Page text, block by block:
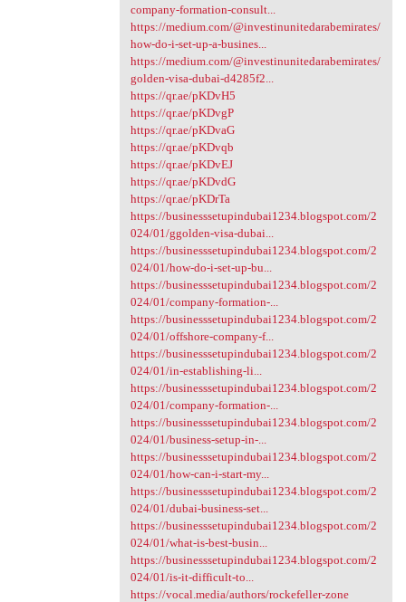
company-formation-consult...
https://medium.com/@investinunitedarabemirates/
how-do-i-set-up-a-busines...
https://medium.com/@investinunitedarabemirates/
golden-visa-dubai-d4285f2...
https://qr.ae/pKDvH5
https://qr.ae/pKDvgP
https://qr.ae/pKDvaG
https://qr.ae/pKDvqb
https://qr.ae/pKDvEJ
https://qr.ae/pKDvdG
https://qr.ae/pKDrTa
https://businesssetupindubai1234.blogspot.com/2
024/01/ggolden-visa-dubai...
https://businesssetupindubai1234.blogspot.com/2
024/01/how-do-i-set-up-bu...
https://businesssetupindubai1234.blogspot.com/2
024/01/company-formation-...
https://businesssetupindubai1234.blogspot.com/2
024/01/offshore-company-f...
https://businesssetupindubai1234.blogspot.com/2
024/01/in-establishing-li...
https://businesssetupindubai1234.blogspot.com/2
024/01/company-formation-...
https://businesssetupindubai1234.blogspot.com/2
024/01/business-setup-in-...
https://businesssetupindubai1234.blogspot.com/2
024/01/how-can-i-start-my...
https://businesssetupindubai1234.blogspot.com/2
024/01/dubai-business-set...
https://businesssetupindubai1234.blogspot.com/2
024/01/what-is-best-busin...
https://businesssetupindubai1234.blogspot.com/2
024/01/is-it-difficult-to...
https://vocal.media/authors/rockefeller-zone